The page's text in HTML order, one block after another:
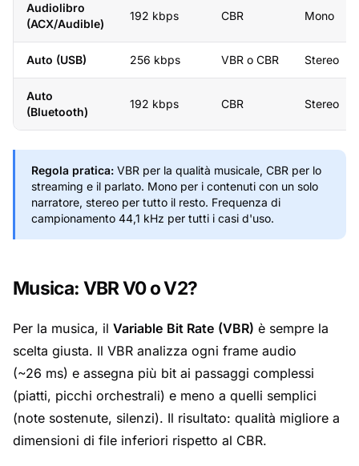
Audiolibro
(ACX/Audible)
192 kbps CBR Mono
Auto (USB) 256 kbps VBR o CBR Stereo
Auto
(Bluetooth)
192 kbps CBR Stereo
Regola pratica: VBR per la qualità musicale, CBR per lo
streaming e il parlato. Mono per i contenuti con un solo
narratore, stereo per tutto il resto. Frequenza di
campionamento 44,1 kHz per tutti i casi d'uso.
Musica: VBR V0 o V2?
Per la musica, il Variable Bit Rate (VBR) è sempre la
scelta giusta. Il VBR analizza ogni frame audio
(~26 ms) e assegna più bit ai passaggi complessi
(piatti, picchi orchestrali) e meno a quelli semplici
(note sostenute, silenzi). Il risultato: qualità migliore a
dimensioni di file inferiori rispetto al CBR.